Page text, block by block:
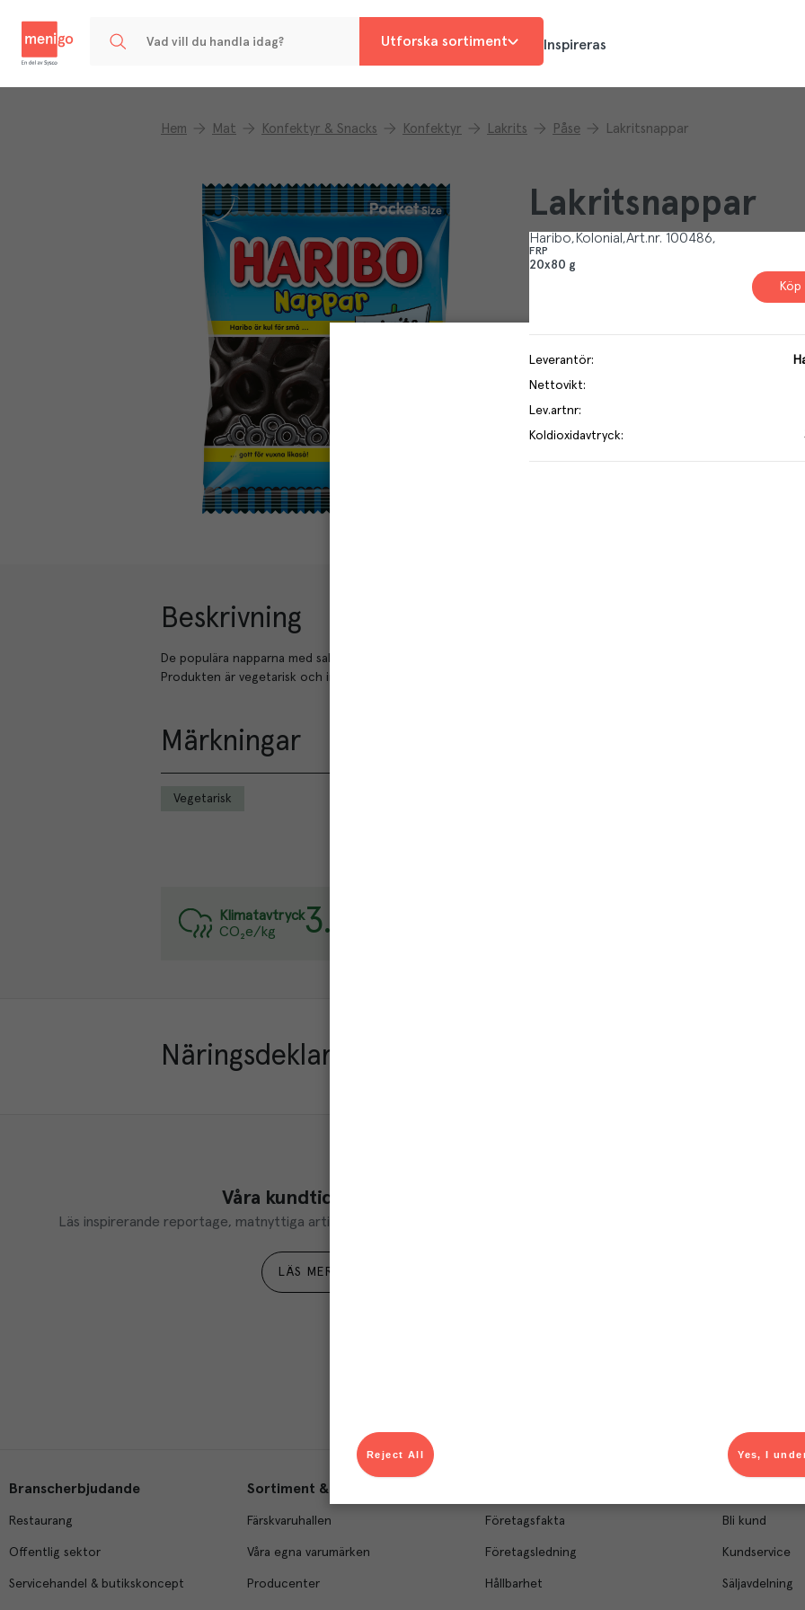
Utforska sortiment Inspireras
Hem Mat Konfektyr & Snacks Konfektyr Lakrits Påse Lakritsnappar
Lakritsnappar
Haribo Kolonial Art.nr. 100486
FRP
20x80 g
Köp
Leverantör:
Nettovikt:
Lev.artnr:
Koldioxidavtryck:
Beskrivning
De populära napparna med saltlakritssmak.
Produkten är vegetarisk och innehåller inga animalier, lämplig för veganer.
Märkningar
Vegetarisk
Klimatavtryck
CO₂e/kg
3.1
Varje kilo av varan påverkar klimatet motsvarande utsläppen av 3.1 kg
Näringsdeklaration
Våra kundtidningar
Läs inspirerande reportage, matnyttiga artiklar och ta del av aktuella kampanjer.
LÄS MER
Du som är Menigo-
Branscherbjudande
Restaurang
Offentlig sektor
Servicehandel & butikskoncept
Sortiment & tjänster
Färskvaruhallen
Våra egna varumärken
Producenter
Företagsfakta
Företagsledning
Hållbarhet
Bli kund
Kundservice
Säljavdelning
Yes, I
Reject All